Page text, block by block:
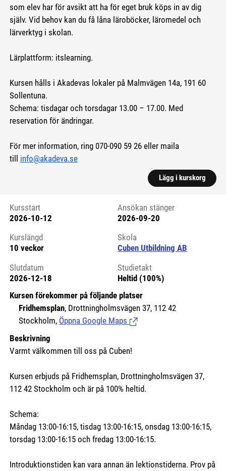
som elev har för avsikt att ha för eget bruk köps in av dig
själv. Vid behov kan du få låna läroböcker, läromedel och
lärverktyg i skolan.
Lärplattform: itslearning.
Kursen hålls i Akadevas lokaler på Malmvägen 14a, 191 60
Sollentuna.
Schema: tisdagar och torsdagar 13.00 – 17.00. Med
reservation för ändringar.
För mer information, ring 070-090 59 26 eller maila
till info@akadeva.se
Lägg i kurskorg
Kursstart 6092579
Kursstart
2026-10-12
Ansökan stänger
2026-09-20
Kurslängd
10 veckor
Skola
Cuben Utbildning AB
Slutdatum
2026-12-18
Studietakt
Heltid (100%)
Kursen förekommer på följande platser
Fridhemsplan, Drottningholmsvägen 37, 112 42
Stockholm, Öppna Google Maps (Länk till extern sida.)
Beskrivning
Varmt välkommen till oss på Cuben!
Kursen erbjuds på Fridhemsplan, Drottningholmsvägen 37,
112 42 Stockholm och är på 100% heltid.
Schema:
Måndag 13:00-16:15, tisdag 13:00-16:15, onsdag 13:00-16:15,
torsdag 13:00-16:15 och fredag 13:00-16:15.
Introduktionstiden kan vara annan än lektionstiderna. Prov på